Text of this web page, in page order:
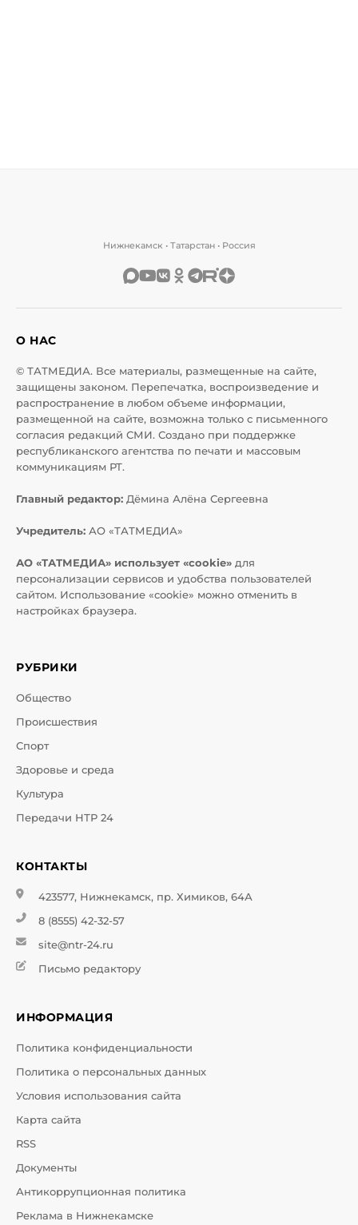
Нижнекамск • Татарстан • Россия
О НАС
© ТАТМЕДИА. Все материалы, размещенные на сайте,
защищены законом. Перепечатка, воспроизведение и
распространение в любом объеме информации,
размещенной на сайте, возможна только с письменного
согласия редакций СМИ. Создано при поддержке
республиканского агентства по печати и массовым
коммуникациям РТ.
Главный редактор: Дёмина Алёна Сергеевна
Учредитель: АО «ТАТМЕДИА»
АО «ТАТМЕДИА» использует «cookie» для
персонализации сервисов и удобства пользователей
сайтом. Использование «cookie» можно отменить в
настройках браузера.
РУБРИКИ
Общество
Происшествия
Спорт
Здоровье и среда
Культура
Передачи НТР 24
КОНТАКТЫ
423577, Нижнекамск, пр. Химиков, 64А
8 (8555) 42-32-57
site@ntr-24.ru
Письмо редактору
ИНФОРМАЦИЯ
Политика конфиденциальности
Политика о персональных данных
Условия использования сайта
Карта сайта
RSS
Документы
Антикоррупционная политика
Реклама в Нижнекамске